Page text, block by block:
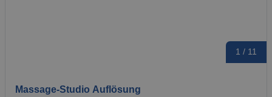
1 / 11
Massage-Studio Auflösung